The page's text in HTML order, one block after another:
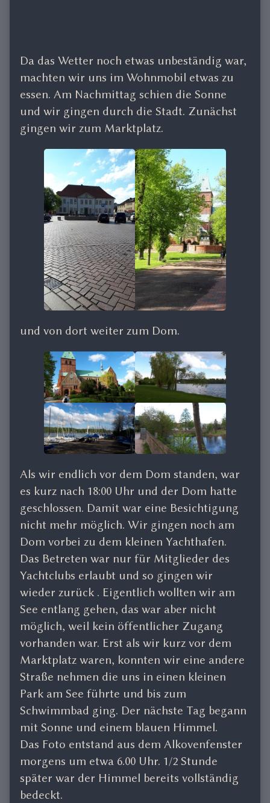
Da das Wetter noch etwas unbeständig war,
machten wir uns im Wohnmobil etwas zu
essen. Am Nachmittag schien die Sonne
und wir gingen durch die Stadt. Zunächst
gingen wir zum Marktplatz.
und von dort weiter zum Dom.
Als wir endlich vor dem Dom standen, war
es kurz nach 18:00 Uhr und der Dom hatte
geschlossen. Damit war eine Besichtigung
nicht mehr möglich. Wir gingen noch am
Dom vorbei zu dem kleinen Yachthafen.
Das Betreten war nur für Mitglieder des
Yachtclubs erlaubt und so gingen wir
wieder zurück . Eigentlich wollten wir am
See entlang gehen, das war aber nicht
möglich, weil kein öffentlicher Zugang
vorhanden war. Erst als wir kurz vor dem
Marktplatz waren, konnten wir eine andere
Straße nehmen die uns in einen kleinen
Park am See führte und bis zum
Schwimmbad ging. Der nächste Tag begann
mit Sonne und einem blauen Himmel.
Das Foto entstand aus dem Alkovenfenster
morgens um etwa 6.00 Uhr. 1/2 Stunde
später war der Himmel bereits vollständig
bedeckt.